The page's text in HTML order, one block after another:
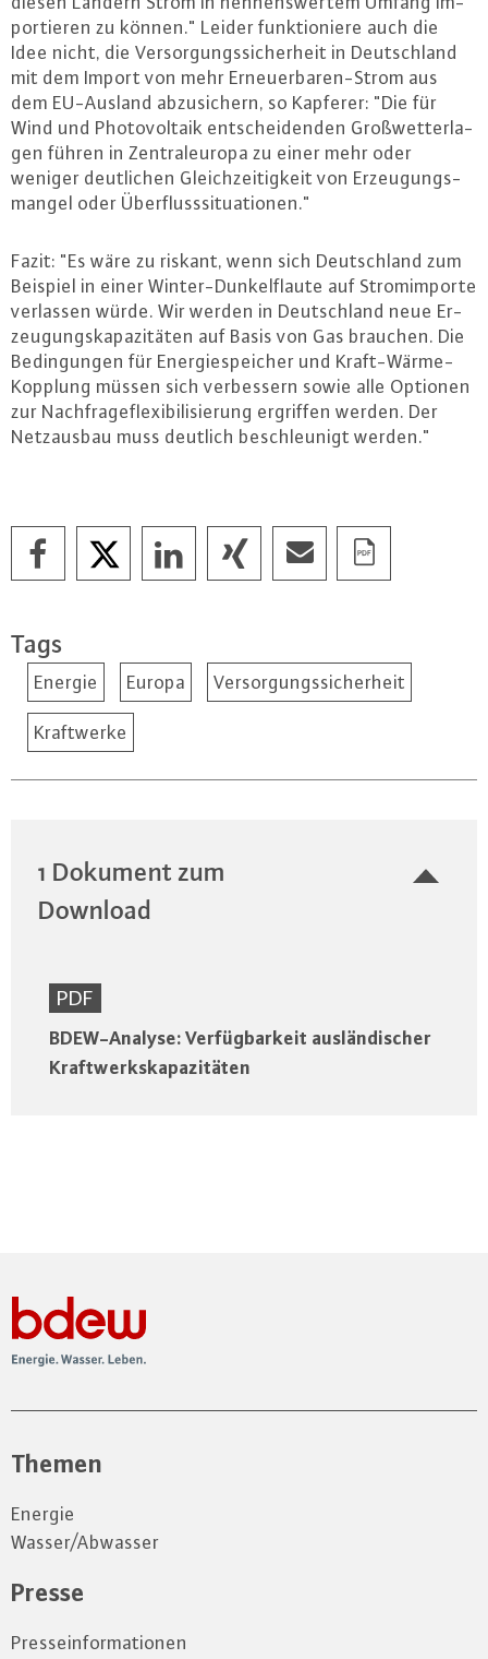
por­tie­ren zu können." Leider funk­tio­nie­re auch die
Idee nicht, die Ver­sor­gungs­si­cher­heit in Deutsch­land
mit dem Import von mehr Er­neu­er­ba­ren-Strom aus
dem EU-Aus­land ab­zu­si­chern, so Kapferer: "Die für
Wind und Pho­to­vol­ta­ik ent­schei­den­den Groß­wet­ter­la­
gen führen in Zen­tral­eu­ro­pa zu einer mehr oder
weniger deut­li­chen Gleich­zei­tig­keit von Er­zeu­gungs­
man­gel oder Über­fluss­si­tua­tio­nen."
Fazit: "Es wäre zu riskant, wenn sich Deutsch­land zum
Beispiel in einer Win­ter-Dun­kel­flau­te auf Strom­im­por­te
verlassen würde. Wir werden in Deutsch­land neue Er­
zeu­gungs­ka­pa­zi­tä­ten auf Basis von Gas brauchen. Die
Be­din­gun­gen für En­er­gie­spei­cher und Kraft-Wär­me-
Kopp­lung müssen sich ver­bes­sern sowie alle Optionen
zur Nach­fra­ge­fle­xi­bi­li­sie­rung ergriffen werden. Der
Netz­aus­bau muss deutlich be­schleu­nigt werden."
Tags
Energie Europa Versorgungssicherheit
Kraftwerke
1 Dokument zum
Download
PDF
BDEW-Analyse: Verfügbarkeit ausländischer
Kraftwerkskapazitäten
Themen
Energie
Wasser/Abwasser
Presse
Presseinformationen